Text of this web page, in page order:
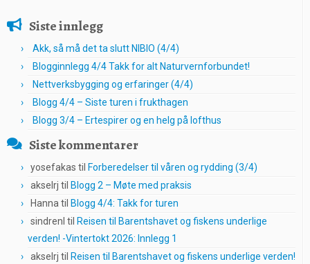
Siste innlegg
Akk, så må det ta slutt NIBIO (4/4)
Blogginnlegg 4/4 Takk for alt Naturvernforbundet!
Nettverksbygging og erfaringer (4/4)
Blogg 4/4 – Siste turen i frukthagen
Blogg 3/4 – Ertespirer og en helg på lofthus
Siste kommentarer
yosefakas til Forberedelser til våren og rydding (3/4)
akselrj til Blogg 2 – Møte med praksis
Hanna til Blogg 4/4: Takk for turen
sindrenl til Reisen til Barentshavet og fiskens underlige
verden! -Vintertokt 2026: Innlegg 1
akselrj til Reisen til Barentshavet og fiskens underlige verden!